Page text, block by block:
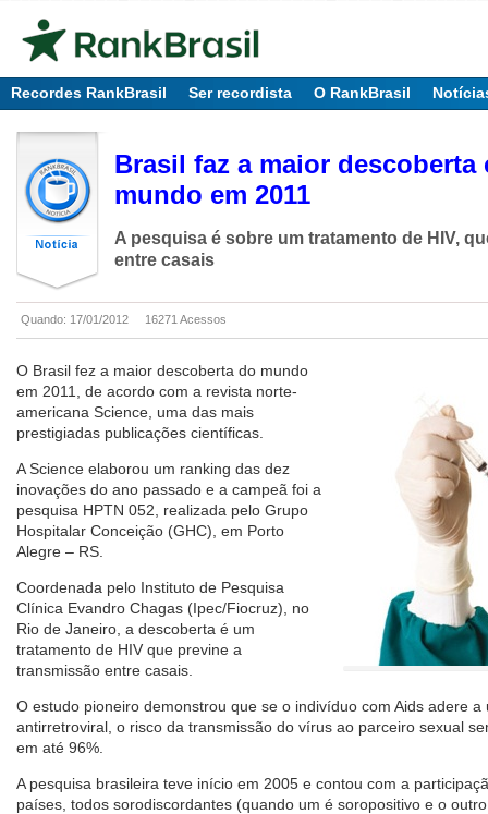
Recordes RankBrasil Ser recordista O RankBrasil
Brasil faz a maior
mundo em 2011
A pesquisa é sobre um tratamento de HIV,
entre casais
Quando: 17/01/2012 16271 Acessos
O Brasil fez a maior descoberta do mundo
em 2011, de acordo com a revista norte-
americana Science, uma das mais
prestigiadas publicações científicas.
A Science elaborou um ranking das dez
inovações do ano passado e a campeã foi a
pesquisa HPTN 052, realizada pelo Grupo
Hospitalar Conceição (GHC), em Porto
Alegre – RS.
Coordenada pelo Instituto de Pesquisa
Clínica Evandro Chagas (Ipec/Fiocruz), no
Rio de Janeiro, a descoberta é um
tratamento de HIV que previne a
transmissão entre casais.
O estudo pioneiro demonstrou que se o indivíduo com Aids adere
antirretroviral, o risco da transmissão do vírus ao parceiro sexual
em até 96%.
A pesquisa brasileira teve início em 2005 e contou com a
países, todos sorodiscordantes (quando um é soropositivo e o